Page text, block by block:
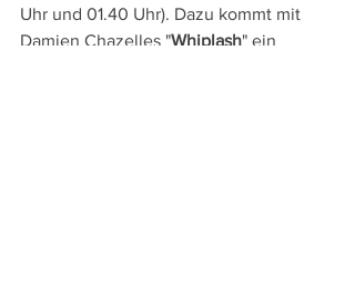
Uhr und 01.40 Uhr). Dazu kommt mit
Damien Chazelles "Whiplash" ein